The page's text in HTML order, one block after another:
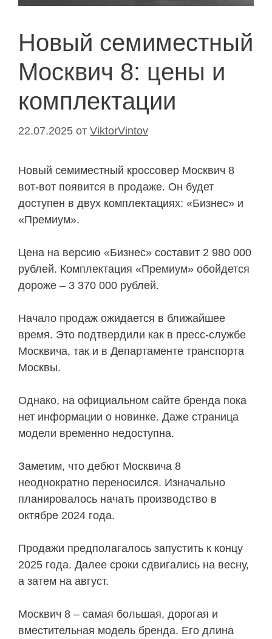
Новый семиместный
Москвич 8: цены и
комплектации
22.07.2025 от ViktorVintov
Новый семиместный кроссовер Москвич 8
вот-вот появится в продаже. Он будет
доступен в двух комплектациях: «Бизнес» и
«Премиум».
Цена на версию «Бизнес» составит 2 980 000
рублей. Комплектация «Премиум» обойдется
дороже – 3 370 000 рублей.
Начало продаж ожидается в ближайшее
время. Это подтвердили как в пресс-службе
Москвича, так и в Департаменте транспорта
Москвы.
Однако, на официальном сайте бренда пока
нет информации о новинке. Даже страница
модели временно недоступна.
Заметим, что дебют Москвича 8
неоднократно переносился. Изначально
планировалось начать производство в
октябре 2024 года.
Продажи предполагалось запустить к концу
2025 года. Далее сроки сдвигались на весну,
а затем на август.
Москвич 8 – самая большая, дорогая и
вместительная модель бренда. Его длина